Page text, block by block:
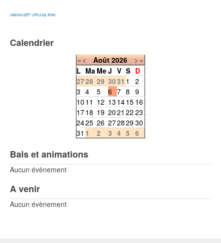
Joomla SEF URLs by Artio
Calendrier
«< Août 2026 >»
L Ma MeJ V S D
2728 29 3031 1
2
3 4 5 6 7 8 9
10 11 12 13 1415 16
1718 19 2021 22 23
2425 26 27282930
31 1 2 3 4 5 6
Bals et animations
Aucun évènement
A venir
Aucun évènement